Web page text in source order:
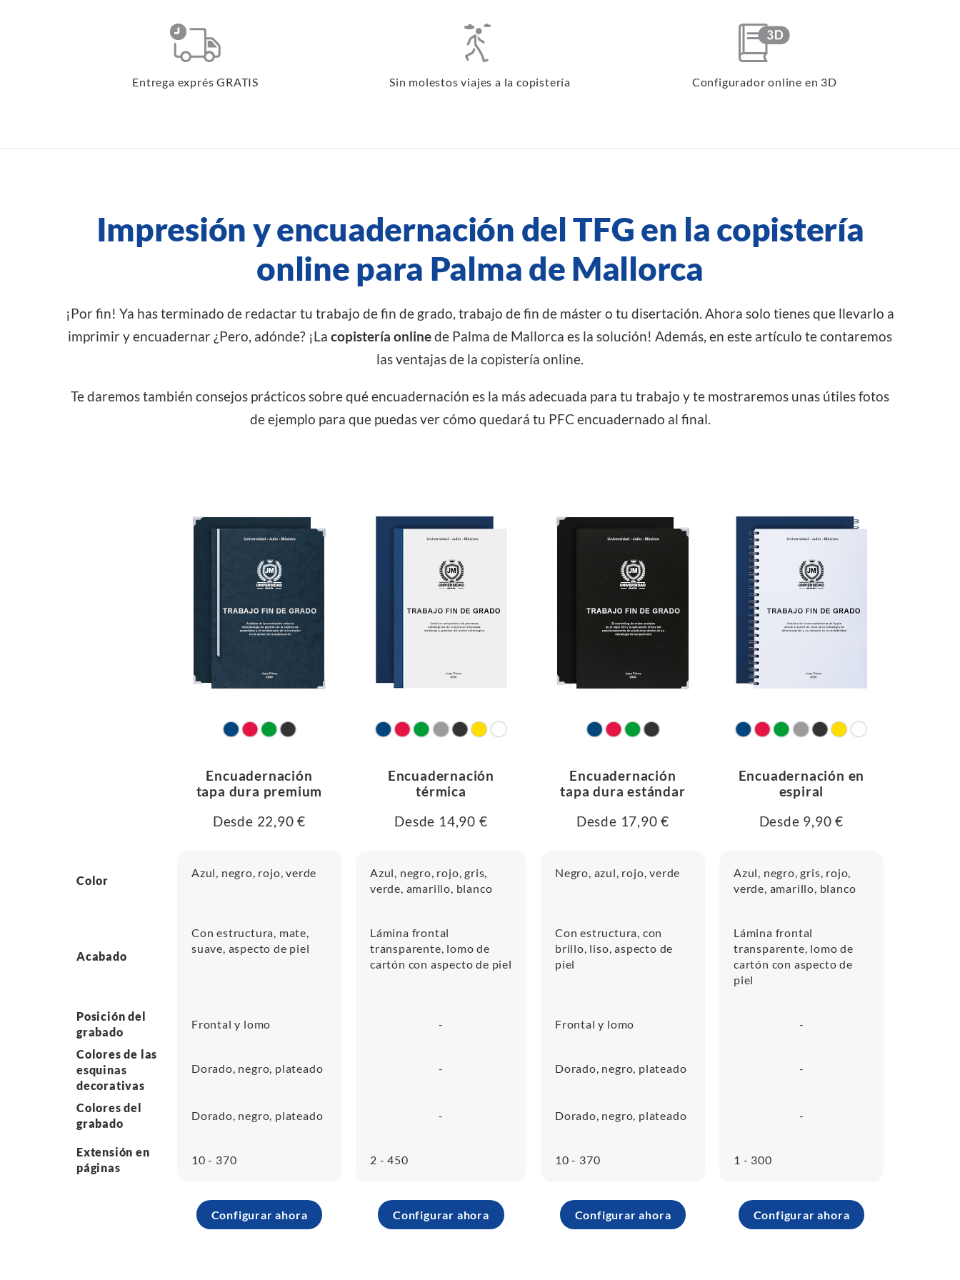
Entrega exprés GRATIS Sin molestos viajes a la copistería Configurador online en 3D
Impresión y encuadernación del TFG en la copistería
online para Palma de Mallorca
¡Por fin! Ya has terminado de redactar tu trabajo de fin de grado, trabajo de fin de máster o tu disertación. Ahora solo tienes que llevarlo a
imprimir y encuadernar ¿Pero, adónde? ¡La copistería onlinede Palma de Mallorca es la solución! Además, en este artículo te contaremos
las ventajas de la copistería online.
Te daremos también consejos prácticos sobre qué encuadernación es la más adecuada para tu trabajo y te mostraremos unas útiles fotos
de ejemplo para que puedas ver cómo quedará tu PFC encuadernado al final.
Encuadernación
tapa dura premium
Encuadernación
térmica
Encuadernación
tapa dura estándar
Encuadernación en
espiral
Desde 22,90 €
Desde 14,90 € Desde 17,90 € Desde 9,90 €
Color
Azul, negro, rojo, verde
Azul, negro, rojo, gris,
verde, amarillo, blanco
Negro, azul, rojo, verde
Azul, negro, gris, rojo,
verde, amarillo, blanco
Acabado
Con estructura, mate,
suave, aspecto de piel
Lámina frontal
transparente, lomo de
cartón con aspecto de piel
Con estructura, con
brillo, liso, aspecto de
piel
Lámina frontal
transparente, lomo de
cartón con aspecto de
piel
Posición del
grabado
Frontal y lomo - Frontal y lomo -
Colores de las
esquinas
decorativas
Dorado, negro, plateado - Dorado, negro, plateado -
Colores del
grabado
Dorado, negro, plateado - Dorado, negro, plateado -
Extensión en
páginas
10 - 370 2 - 450 10 - 370 1 - 300
Configurar ahora Configurar ahora Configurar ahora Configurar ahora